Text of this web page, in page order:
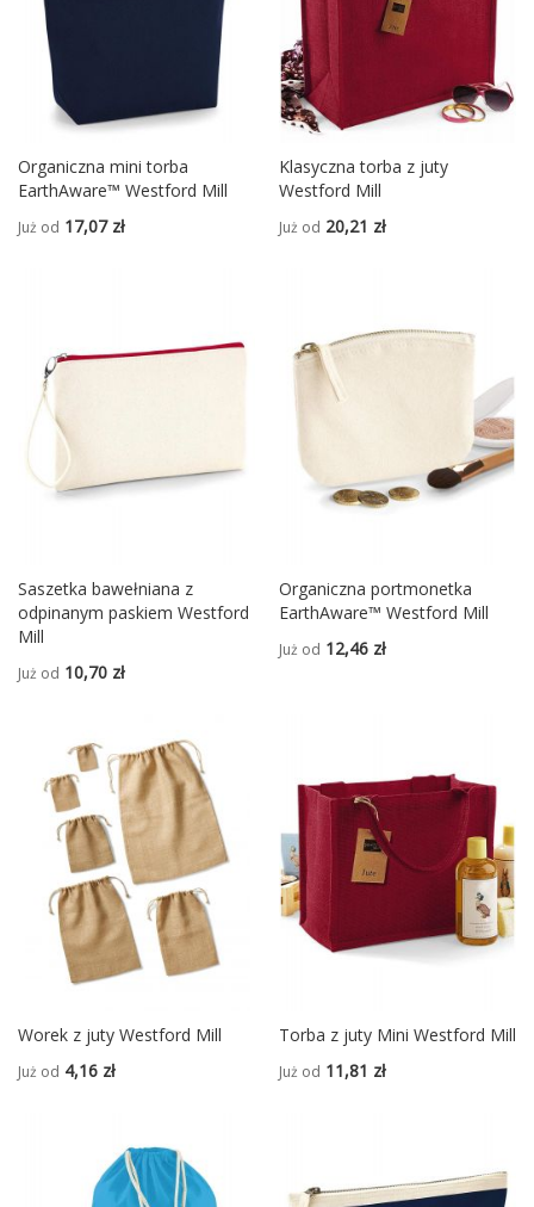
Organiczna mini torba
EarthAware™ Westford Mill
Już od 17,07 zł
Klasyczna torba z juty
Westford Mill
Już od 20,21 zł
Saszetka bawełniana z
odpinanym paskiem Westford
Mill
Już od 10,70 zł
Organiczna portmonetka
EarthAware™ Westford Mill
Już od 12,46 zł
Worek z juty Westford Mill
Już od 4,16 zł
Torba z juty Mini Westford Mill
Już od 11,81 zł